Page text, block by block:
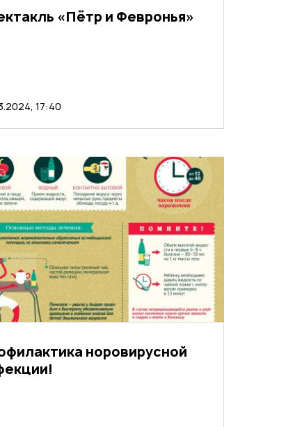
«Пётр и Февронья»
17:40
норовирусной